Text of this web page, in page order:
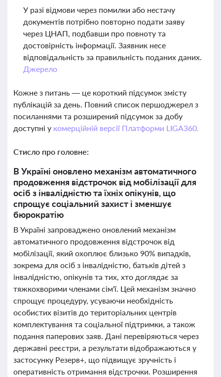
У разі відмови через помилки або нестачу
документів потрібно повторно подати заяву
через ЦНАП, подбавши про повноту та
достовірність інформації. Заявник несе
відповідальність за правильність поданих даних.
Джерело
Кожне з питань — це короткий підсумок змісту
публікацій за день. Повний список першоджерел з
посиланнями та розширений підсумок за добу
доступні у комерційній версії Платформи LIGA360.
Стисло про головне:
В Україні оновлено механізм автоматичного
продовження відстрочок від мобілізації для
осіб з інвалідністю та їхніх опікунів, що
спрощує соціальний захист і зменшує
бюрократію
В Україні запроваджено оновлений механізм
автоматичного продовження відстрочок від
мобілізації, який охоплює близько 90% випадків,
зокрема для осіб з інвалідністю, батьків дітей з
інвалідністю, опікунів та тих, хто доглядає за
тяжкохворими членами сім'ї. Цей механізм значно
спрощує процедуру, усуваючи необхідність
особистих візитів до територіальних центрів
комплектування та соціальної підтримки, а також
подання паперових заяв. Дані перевіряються через
державні реєстри, а результати відображаються у
застосунку Резерв+, що підвищує зручність і
оперативність отримання відстрочки. Розширення